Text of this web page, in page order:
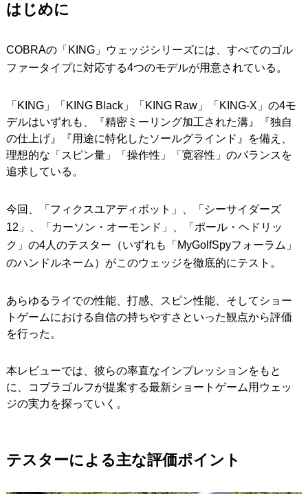
はじめに
COBRAの「KING」ウェッジシリーズには、すべてのゴル
ファータイプに対応する4つのモデルが用意されている。
「KING」「KING Black」「KING Raw」「KING-X」の4モ
デルはいずれも、『精密ミーリング加工された溝』『独自
の仕上げ』『用途に特化したソールグラインド』を備え、
理想的な「スピン量」「操作性」「寛容性」のバランスを
追求している。
今回、「フィクスユアディボット」、「シーサイダーズ
12」、「カーソン・オーモンド」、「ポール・ヘドリッ
ク」の4人のテスター（いずれも「MyGolfSpyフォーラム」
のハンドルネーム）がこのウェッジを徹底的にテスト。
あらゆるライでの性能、打感、スピン性能、そしてショー
トゲームにおける自信の持ちやすさといった観点から評価
を行った。
本レビューでは、彼らの率直なインプレッションをもと
に、コブラゴルフが提案する最新ショートゲーム用ウェッ
ジの実力を探っていく。
テスターによる主な評価ポイント
IRONS アイアン
PUTTERS パター
Editor’s Picks 編集部のおすすめ
Our Team 私たちのチーム
Our Mission
ABOUT US MyGolfSpyJapanとは？